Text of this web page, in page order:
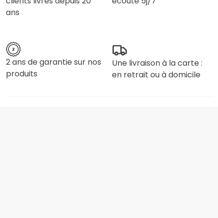
ans
2 ans de garantie sur nos
produits
Une livraison à la carte :
en retrait ou à domicile